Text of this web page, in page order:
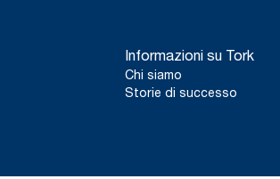
Informazioni su Tork
Chi siamo
Storie di successo